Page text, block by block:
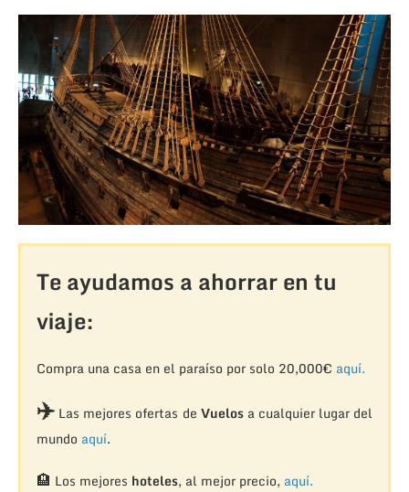
Te ayudamos a ahorrar en tu
viaje:
Compra una casa en el paraíso por solo 20,000€ aquí.
✈️Las mejores ofertas de Vuelosa cualquier lugar del
mundo aquí.
🏨 Los mejores hoteles, al mejor precio, aquí.